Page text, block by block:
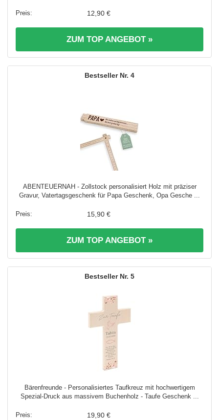
12,90 €
ZUM TOP ANGEBOT »
4
ABENTEUERNAH - Zollstock personalisiert Holz mit präziser
Gravur, Vatertagsgeschenk für Papa Geschenk, Opa Gesche ...
15,90 €
ZUM TOP ANGEBOT »
5
Bärenfreunde - Personalisiertes Taufkreuz mit hochwertigem
Spezial-Druck aus massivem Buchenholz - Taufe Geschenk ...
19,90 €